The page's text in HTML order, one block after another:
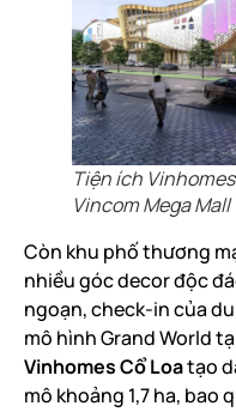
Tiện ích
Vincom Mega Mall
Còn khu phố thương
nhiều góc decor độc
ngoạn, check-in của
mô hình Grand World
Vinhomes Cổ Loatạo
mô khoảng 1,7 ha, bao